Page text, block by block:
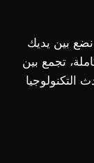
بين يديك
تجمع بين
التكنولوجيا